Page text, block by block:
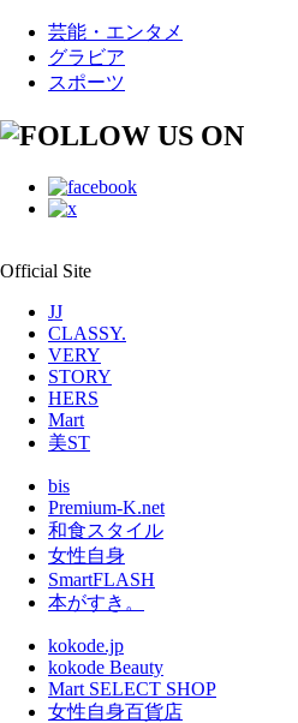
芸能・エンタメ
グラビア
スポーツ
Official Site
JJ
CLASSY.
VERY
STORY
HERS
Mart
美ST
bis
Premium-K.net
和食スタイル
女性自身
SmartFLASH
本がすき。
kokode.jp
kokode Beauty
Mart SELECT SHOP
女性自身百貨店